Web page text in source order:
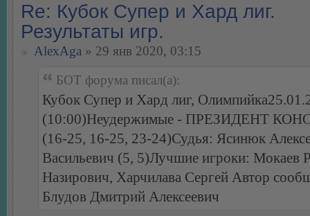
Re: Кубок Супер и Хард лиг.
Результаты игр.
AlexAga » 29 янв 2020, 03:15
БОТ форума писал(а):
Кубок Супер и Хард лиг,
(10:00)Неудержимые - ПРЕЗИДЕНТ
(16-25, 16-25, 23-24)Судья: Ясинюк
Васильевич (5, 5)Лучшие игроки: Мокаев
Назирович, Харчилава Сергей Автор
Блудов Дмитрий Алексеевич